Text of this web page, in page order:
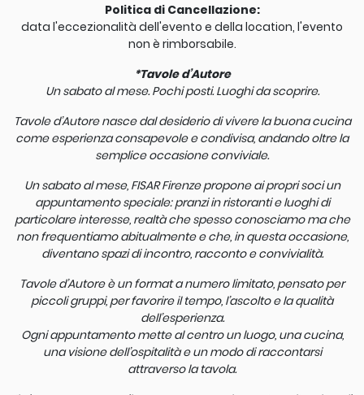
Politica di Cancellazione:
data l'eccezionalità dell'evento e della location, l'evento
non è rimborsabile.
*Tavole d’Autore
Un sabato al mese. Pochi posti. Luoghi da scoprire.
Tavole d’A​utore nasce dal desiderio di vivere la buona cucina
come esperienza consapevole e condivisa, andando oltre la
semplice occasione conviviale.
Un sabato al mese, FISAR Firenze propone ai propri soci un
appuntamento speciale: pranzi in ristoranti e luoghi di
particolare interesse, realtà che spesso conosciamo ma che
non frequentiamo abitualmente e che, in questa occasione,
diventano spazi di incontro, racconto e convivialità.
Tavole d’Autore è un format a numero limitato, pensato per
piccoli gruppi, per favorire il tempo, l’ascolto e la qualità
dell’esperienza.
Ogni appuntamento mette al centro un luogo, una cucina,
una visione dell’ospitalità e un modo di raccontarsi
attraverso la tavola.